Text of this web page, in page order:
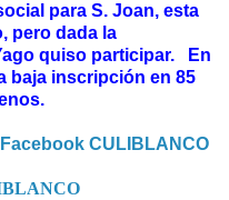
para S. Joan, esta
pero dada la
quiso participar. En
baja inscripción en 85
Facebook CULIBLANCO